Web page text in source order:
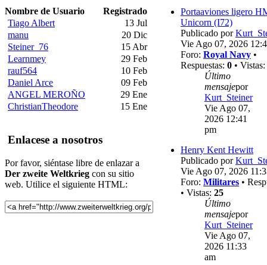
Nombre de Usuario
Registrado
Tiago Albert
13 Jul
manu
20 Dic
Steiner_76
15 Abr
Learnmey
29 Feb
rauf564
10 Feb
Daniel Arce
09 Feb
ANGEL MEROÑO
29 Ene
ChristianTheodore
15 Ene
Enlacese a nosotros
Por favor, siéntase libre de enlazar a
Der zweite Weltkrieg con su sitio
web. Utilice el siguiente HTML:
Portaaviones ligero
Unicorn (I72)
Publicado por
Vie Ago 07, 2026
Foro: Royal Navy •
Respuestas: 0 • Vistas:
Último
mensajepor
Kurt_Steiner
Vie Ago 07,
2026 12:41
pm
Henry Kent Hewitt
Publicado por
Vie Ago 07, 2026
Foro: Militares •
• Vistas: 25
Último
mensajepor
Kurt_Steiner
Vie Ago 07,
2026 11:33
am